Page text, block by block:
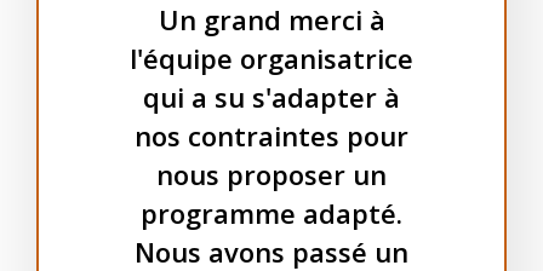
Un grand merci à
l'équipe organisatrice
qui a su s'adapter à
nos contraintes pour
nous proposer un
programme adapté.
Nous avons passé un